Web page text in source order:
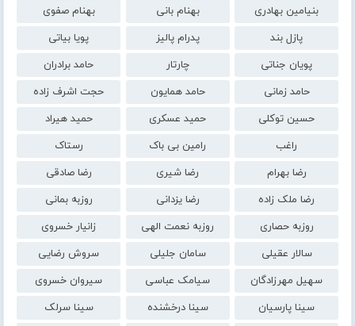
بنیامین بهادری
بهنام بانی
بهنام صفوی
پازل بند
پدرام پالیز
پویا بیاتی
پویان جناتی
چارتار
حامد برادران
حامد زمانی
حامد همایون
حجت اشرف زاده
حسین توکلی
حمید عسکری
حمید هیراد
راغب
رامین بی باک
رستاک
رضا بهرام
رضا شیری
رضا صادقی
رضا ملک زاده
رضا یزدانی
روزبه بمانی
روزبه حصاری
روزبه نعمت الهی
زانیار خسروی
سالار عقیلی
سامان جلیلی
سروش رضایی
سهیل مهرزادگان
سیامک عباسی
سیروان خسروی
سینا پارسیان
سینا درخشنده
سینا سرلک